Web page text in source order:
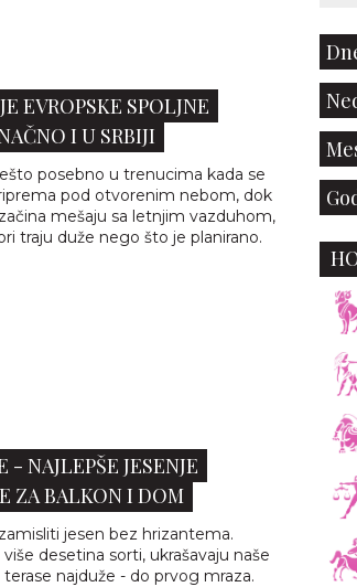
EVROPSKE SPOLJNE
I U SRBIJI
posebno u trenucima kada se
pod otvorenim nebom, dok
mešaju sa letnjim vazduhom,
traju duže nego što je planirano.
NAJLEPŠE JESENJE
ZA BALKON I DOM
jesen bez hrizantema.
desetina sorti, ukrašavaju naše
najduže - do prvog mraza.